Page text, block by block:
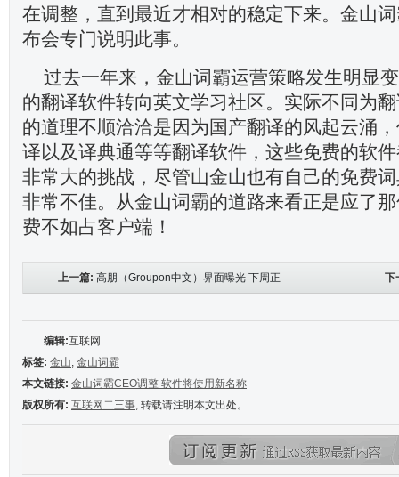
在调整，直到最近才相对的稳定下来。金山
布会专门说明此事。
过去一年来，金山词霸运营策略发生明显
的翻译软件转向英文学习社区。实际不同为
的道理不顺洽洽是因为国产翻译的风起云涌
译以及译典通等等翻译软件，这些免费的软
非常大的挑战，尽管山金山也有自己的免费
非常不佳。从金山词霸的道路来看正是应了
费不如占客户端！
上一篇: 高朋（Groupon中文）界面曝光 下周正 下
编辑:互联网
标签: 金山, 金山词霸
本文链接: 金山词霸CEO调整 软件将使用新名称
版权所有: 互联网二三事, 转载请注明本文出处。